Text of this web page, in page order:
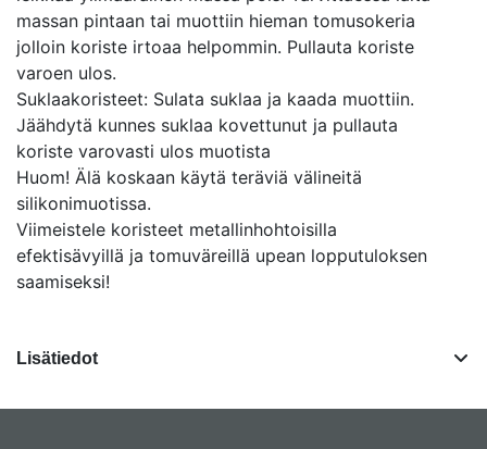
massan pintaan tai muottiin hieman tomusokeria
jolloin koriste irtoaa helpommin. Pullauta koriste
varoen ulos.
Suklaakoristeet: Sulata suklaa ja kaada muottiin.
Jäähdytä kunnes suklaa kovettunut ja pullauta
koriste varovasti ulos muotista
Huom! Älä koskaan käytä teräviä välineitä
silikonimuotissa.
Viimeistele koristeet metallinhohtoisilla
efektisävyillä ja tomuväreillä upean lopputuloksen
saamiseksi!
Lisätiedot